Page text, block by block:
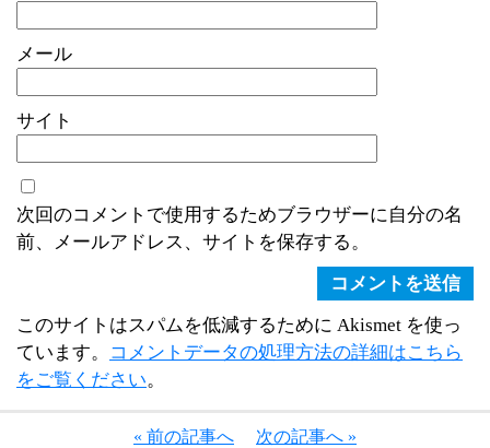
メール
サイト
次回のコメントで使用するためブラウザーに自分の名
前、メールアドレス、サイトを保存する。
このサイトはスパムを低減するために Akismet を使っ
ています。
コメントデータの処理方法の詳細はこちら
をご覧ください。
« 前の記事へ 次の記事へ »